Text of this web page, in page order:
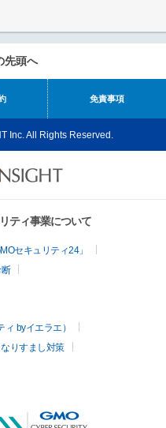
先頭へ
免責事項
Inc. All Rights Reserved.
ティ事業について
セキュリティ24」
byイエラエ）
なりすまし対策